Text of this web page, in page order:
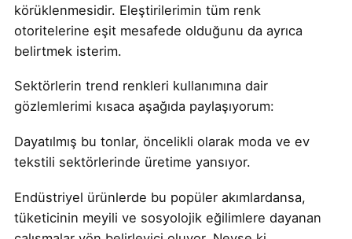
körüklenmesidir. Eleştirilerimin tüm renk
otoritelerine eşit mesafede olduğunu da ayrıca
belirtmek isterim.
Sektörlerin trend renkleri kullanımına dair
gözlemlerimi kısaca aşağıda paylaşıyorum:
Dayatılmış bu tonlar, öncelikli olarak moda ve ev
tekstili sektörlerinde üretime yansıyor.
Endüstriyel ürünlerde bu popüler akımlardansa,
tüketicinin meyili ve sosyolojik eğilimlere dayanan